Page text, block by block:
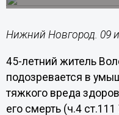
Нижний Новгород. 09
45-летний житель
подозревается в
тяжкого вреда
его смерть (ч.4